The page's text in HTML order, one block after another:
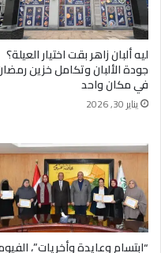
ليه ألبان زاهر بقت اختيار العيلة؟
جودة الألبان وتكامل خزين
في مكان واحد
يناير 30, 2026
“ابتسام وعايدة وأخريات”،